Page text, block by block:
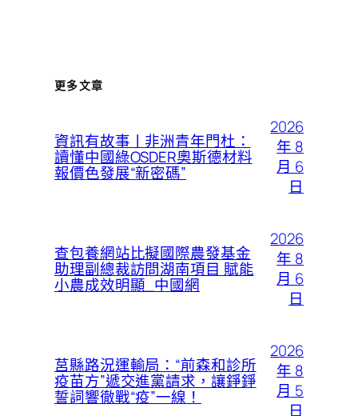
更多文章
資訊有故事丨非洲青年門杜：
讀懂中國綠OSDER奧斯德材料
報價色發展“新密碼”
2026
年 8
月 6
日
查包養網站比擬國際農發基金
助理副總裁訪問湖南項目 賦能
小農成效明顯_中國網
2026
年 8
月 6
日
莒縣路況運輸局：“前森和診所
疫苗方”遞交進黨請求，讓錚錚
誓詞響徹戰“疫”一線！
2026
年 8
月 5
日